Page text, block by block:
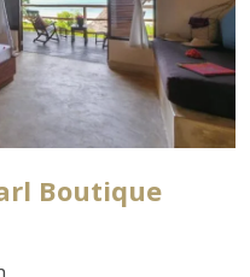
Boutique